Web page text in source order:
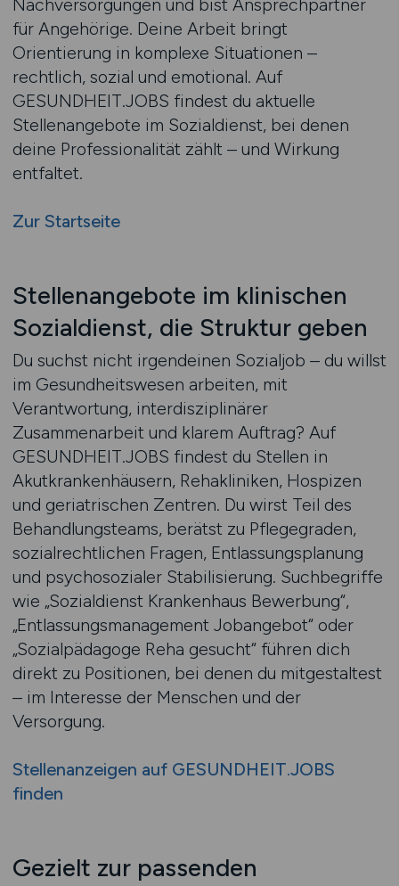
Nachversorgungen und bist Ansprechpartner
für Angehörige. Deine Arbeit bringt
Orientierung in komplexe Situationen –
rechtlich, sozial und emotional. Auf
GESUNDHEIT.JOBS findest du aktuelle
Stellenangebote im Sozialdienst, bei denen
deine Professionalität zählt – und Wirkung
entfaltet.
Zur Startseite
Stellenangebote im klinischen
Sozialdienst, die Struktur geben
Du suchst nicht irgendeinen Sozialjob – du willst
im Gesundheitswesen arbeiten, mit
Verantwortung, interdisziplinärer
Zusammenarbeit und klarem Auftrag? Auf
GESUNDHEIT.JOBS findest du Stellen in
Akutkrankenhäusern, Rehakliniken, Hospizen
und geriatrischen Zentren. Du wirst Teil des
Behandlungsteams, berätst zu Pflegegraden,
sozialrechtlichen Fragen, Entlassungsplanung
und psychosozialer Stabilisierung. Suchbegriffe
wie „Sozialdienst Krankenhaus Bewerbung“,
„Entlassungsmanagement Jobangebot“ oder
„Sozialpädagoge Reha gesucht“ führen dich
direkt zu Positionen, bei denen du mitgestaltest
– im Interesse der Menschen und der
Versorgung.
Stellenanzeigen auf GESUNDHEIT.JOBS
finden
Gezielt zur passenden